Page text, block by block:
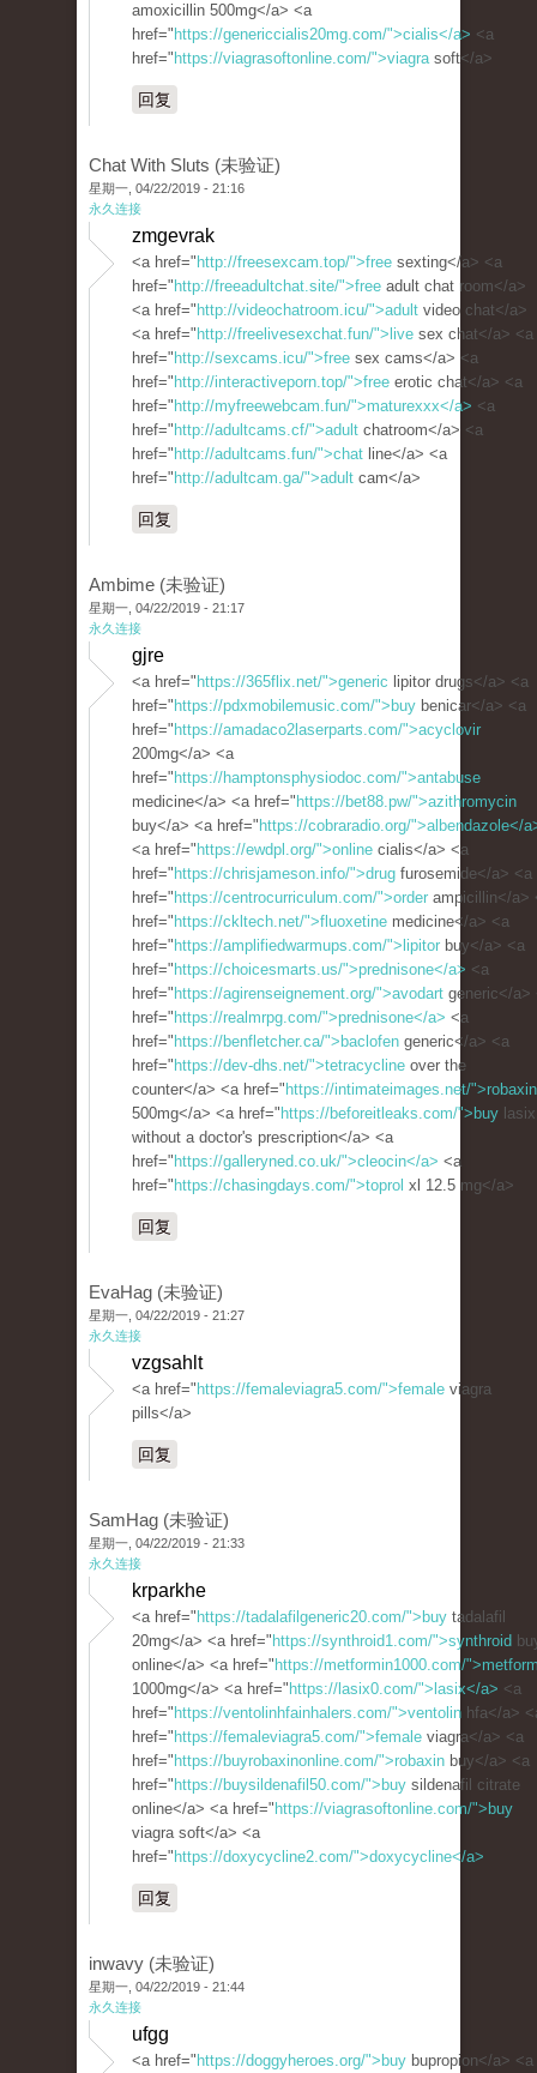
amoxicillin 500mg</a> <a
href=" https://genericcialis20mg.com/">cialis</a> <a
href=" https://viagrasoftonline.com/">viagrasoft</a>
回复
Chat With Sluts (未验证)
星期一, 04/22/2019 - 21:16
永久连接
zmgevrak
<a href=" http://freesexcam.top/">free sexting</a> <a
href=" http://freeadultchat.site/">free adult chat room</a>
<a href=" http://videochatroom.icu/">adult video chat</a>
<a href=" http://freelivesexchat.fun/">live sex chat</a> <a
href=" http://sexcams.icu/">free sex cams</a> <a
href=" http://interactiveporn.top/">free erotic chat</a> <a
href=" http://myfreewebcam.fun/">maturexxx</a> <a
href=" http://adultcams.cf/">adult chatroom</a> <a
href=" http://adultcams.fun/">chat line</a> <a
href=" http://adultcam.ga/">adult cam</a>
回复
Ambime (未验证)
星期一, 04/22/2019 - 21:17
永久连接
gjre
<a href=" https://365flix.net/">generic lipitor drugs</a> <a
href=" https://pdxmobilemusic.com/">buy benicar</a> <a
href=" https://amadaco2laserparts.com/">acyclovir
200mg</a> <a
href=" https://hamptonsphysiodoc.com/">antabuse
medicine</a> <a href=" https://bet88.pw/">azithromycin
buy</a> <a href=" https://cobraradio.org/">albendazole</
<a href=" https://ewdpl.org/">online cialis</a> <a
href=" https://chrisjameson.info/">drug furosemide</a> <a
href=" https://centrocurriculum.com/">order ampicillin</a>
href=" https://ckltech.net/">fluoxetine medicine</a> <a
href=" https://amplifiedwarmups.com/">lipitor buy</a> <a
href=" https://choicesmarts.us/">prednisone</a> <a
href=" https://agirenseignement.org/">avodart generic</a>
href=" https://realmrpg.com/">prednisone</a> <a
href=" https://benfletcher.ca/">baclofen generic</a> <a
href=" https://dev-dhs.net/">tetracycline over the
counter</a> <a href=" https://intimateimages.net/">robaxin
500mg</a> <a href=" https://beforeitleaks.com/">buy lasix
without a doctor's prescription</a> <a
href=" https://galleryned.co.uk/">cleocin</a> <a
href=" https://chasingdays.com/">toprol xl 12.5 mg</a>
回复
EvaHag (未验证)
星期一, 04/22/2019 - 21:27
永久连接
vzgsahlt
<a href=" https://femaleviagra5.com/">female viagra
pills</a>
回复
SamHag (未验证)
星期一, 04/22/2019 - 21:33
永久连接
krparkhe
<a href=" https://tadalafilgeneric20.com/">buy tadalafil
20mg</a> <a href=" https://synthroid1.com/">synthroid
online</a> <a href=" https://metformin1000.com/
1000mg</a> <a href=" https://lasix0.com/">lasix</a> <a
href=" https://ventolinhfainhalers.com/">ventolin hfa</a>
href=" https://femaleviagra5.com/">female viagra</a> <a
href=" https://buyrobaxinonline.com/">robaxin buy</a> <a
href=" https://buysildenafil50.com/">buy sildenafil citrate
online</a> <a href=" https://viagrasoftonline.com/">buy
viagra soft</a> <a
href=" https://doxycycline2.com/">doxycycline</a>
回复
inwavy (未验证)
星期一, 04/22/2019 - 21:44
永久连接
ufgg
<a href=" https://doggyheroes.org/">buy bupropion</a> <a